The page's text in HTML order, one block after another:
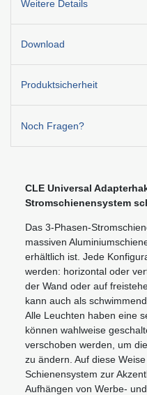
Weitere Details
Download
Produktsicherheit
Noch Fragen?
CLE Universal
Stromschienensystem
Das 3-Phasen-
massiven
erhältlich ist. Jede
werden: horizontal oder
der Wand oder auf
kann auch als
Alle Leuchten haben eine
können wahlweise
verschoben werden, um
zu ändern. Auf diese
Schienensystem zur
Aufhängen von Werbe-